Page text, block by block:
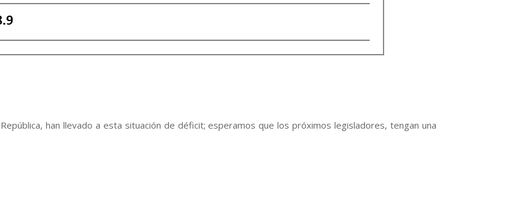
han llevado a esta situación de déficit; esperamos que los próximos legisladores, tengan una